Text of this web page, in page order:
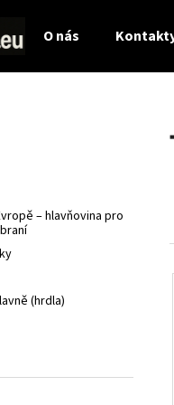
O nás
– hlavňovina pro
(hrdla)